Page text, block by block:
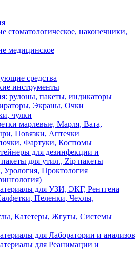
стоматологическое, наконечники,
медицинское
средства
инструменты
рулоны, пакеты, индикаторы
Экраны, Очки
чулки
марлевые, Марля, Вата,
Повязки, Аптечки
Фартуки, Костюмы
для дезинфекции и
для утил., Zip пакеты
Урология, Проктология
для УЗИ, ЭКГ, Рентгена
Пеленки, Чехлы,
Катетеры, Жгуты, Системы
для Лаборатории и анализов
для Реанимации и